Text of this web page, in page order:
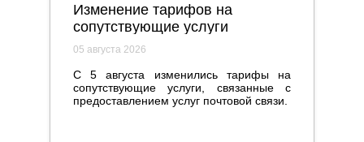
Изменение тарифов на
сопутствующие услуги
05 августа 2026
С 5 августа изменились тарифы на
сопутствующие услуги, связанные с
предоставлением услуг почтовой связи.